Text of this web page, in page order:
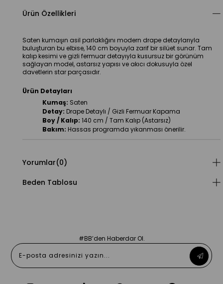
Ürün Özellikleri
Saten kumaşın asil parlaklığını modern drape detaylarıyla
buluşturan bu elbise, 140 cm boyuyla zarif bir silüet sunar. Tam
kalıp kesimi ve gizli fermuar detayıyla kusursuz bir görünüm
sağlayan model, astarsız yapısı ve akıcı dokusuyla özel
davetlerin star parçasıdır.
Ürün Detayları
Kumaş: Saten
Detay: Drape Detaylı / Gizli Fermuar Kapama
Boy / Kalıp: 140 cm / Tam Kalıp (Astarsız)
Bakım: Hassas programda yıkanması önerilir.
Yorumlar(0)
Beden Tablosu
#BB’den Haberdar Ol.